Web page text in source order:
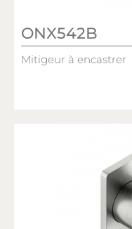
ONX542B
Mitigeur à encastrer